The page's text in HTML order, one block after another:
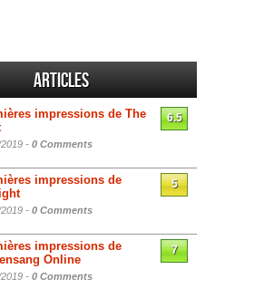
Articles
impressions de The
- 0 Comments
6.5
impressions de
- 0 Comments
5
impressions de
Online
- 0 Comments
7